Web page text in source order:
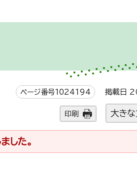
ページ番号1024194 掲載日
印刷 大きな
した。